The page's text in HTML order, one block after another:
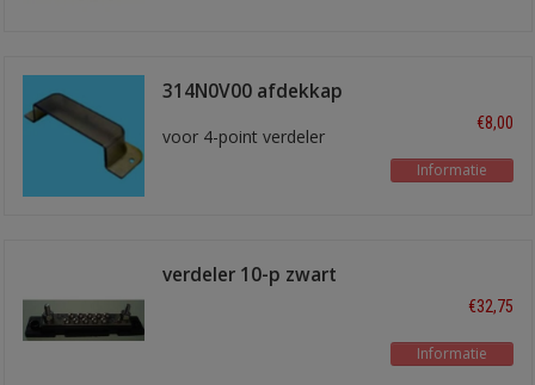
314N0V00 afdekkap
voor 4-point verdeler
€8,00
Informatie
verdeler 10-p zwart
€32,75
Informatie